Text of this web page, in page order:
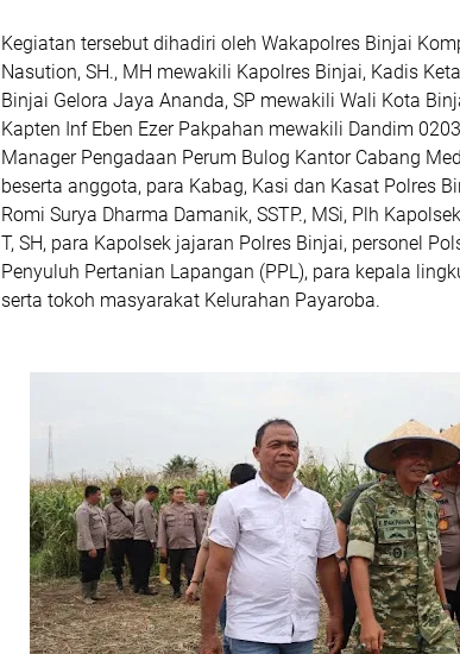
Kegiatan tersebut dihadiri oleh Wakapolres Binjai
Nasution, SH., MH mewakili Kapolres Binjai, Kadis
Binjai Gelora Jaya Ananda, SP mewakili Wali Kota
Kapten Inf Eben Ezer Pakpahan mewakili Dandim
Manager Pengadaan Perum Bulog Kantor Cabang
beserta anggota, para Kabag, Kasi dan Kasat Polres
Romi Surya Dharma Damanik, SSTP., MSi, Plh
T, SH, para Kapolsek jajaran Polres Binjai, personel
Penyuluh Pertanian Lapangan (PPL), para kepala
serta tokoh masyarakat Kelurahan Payaroba.